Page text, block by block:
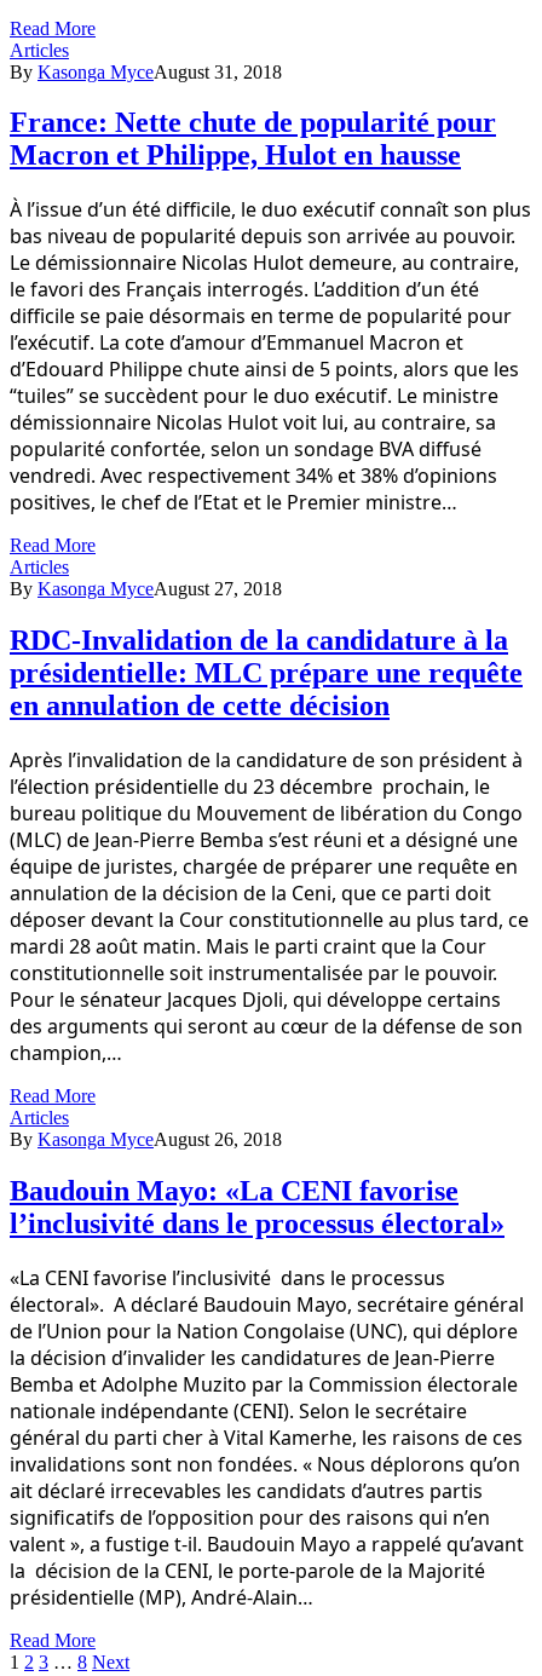
Read More
Articles
By Kasonga MyceAugust 31, 2018
France: Nette chute de popularité pour
Macron et Philippe, Hulot en hausse
À l’issue d’un été difficile, le duo exécutif connaît son plus
bas niveau de popularité depuis son arrivée au pouvoir.
Le démissionnaire Nicolas Hulot demeure, au contraire,
le favori des Français interrogés. L’addition d’un été
difficile se paie désormais en terme de popularité pour
l’exécutif. La cote d’amour d’Emmanuel Macron et
d’Edouard Philippe chute ainsi de 5 points, alors que les
“tuiles” se succèdent pour le duo exécutif. Le ministre
démissionnaire Nicolas Hulot voit lui, au contraire, sa
popularité confortée, selon un sondage BVA diffusé
vendredi. Avec respectivement 34% et 38% d’opinions
positives, le chef de l’Etat et le Premier ministre…
Read More
Articles
By Kasonga MyceAugust 27, 2018
RDC-Invalidation de la candidature à la
présidentielle: MLC prépare une requête
en annulation de cette décision
Après l’invalidation de la candidature de son président à
l’élection présidentielle du 23 décembre prochain, le
bureau politique du Mouvement de libération du Congo
(MLC) de Jean-Pierre Bemba s’est réuni et a désigné une
équipe de juristes, chargée de préparer une requête en
annulation de la décision de la Ceni, que ce parti doit
déposer devant la Cour constitutionnelle au plus tard, ce
mardi 28 août matin. Mais le parti craint que la Cour
constitutionnelle soit instrumentalisée par le pouvoir.
Pour le sénateur Jacques Djoli, qui développe certains
des arguments qui seront au cœur de la défense de son
champion,…
Read More
Articles
By Kasonga MyceAugust 26, 2018
Baudouin Mayo: «La CENI favorise
l’inclusivité dans le processus électoral»
«La CENI favorise l’inclusivité dans le processus
électoral». A déclaré Baudouin Mayo, secrétaire général
de l’Union pour la Nation Congolaise (UNC), qui déplore
la décision d’invalider les candidatures de Jean-Pierre
Bemba et Adolphe Muzito par la Commission électorale
nationale indépendante (CENI). Selon le secrétaire
général du parti cher à Vital Kamerhe, les raisons de ces
invalidations sont non fondées. « Nous déplorons qu’on
ait déclaré irrecevables les candidats d’autres partis
significatifs de l’opposition pour des raisons qui n’en
valent », a fustige t-il. Baudouin Mayo a rappelé qu’avant
la décision de la CENI, le porte-parole de la Majorité
présidentielle (MP), André-Alain…
Read More
1 2 3 … 8 Next